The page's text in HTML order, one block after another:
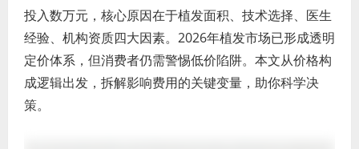
投入数万元，核心原因在于植发面积、技术选择、医生
经验、机构资质四大因素。2026年植发市场已形成透明
定价体系，但消费者仍需警惕低价陷阱。本文从价格构
成逻辑出发，拆解影响费用的关键变量，助你科学决
策。